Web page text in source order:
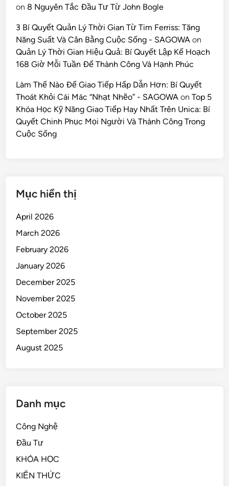
on 8 Nguyên Tắc Đầu Tư Từ John Bogle
3 Bí Quyết Quản Lý Thời Gian Từ Tim Ferriss: Tăng
Năng Suất Và Cân Bằng Cuộc Sống - SAGOWA on
Quản Lý Thời Gian Hiệu Quả: Bí Quyết Lập Kế Hoạch
168 Giờ Mỗi Tuần Để Thành Công Và Hạnh Phúc
Làm Thế Nào Để Giao Tiếp Hấp Dẫn Hơn: Bí Quyết
Thoát Khỏi Cái Mác “Nhạt Nhẽo” - SAGOWA onTop 5
Khóa Học Kỹ Năng Giao Tiếp Hay Nhất Trên Unica: Bí
Quyết Chinh Phục Mọi Người Và Thành Công Trong
Cuộc Sống
Mục hiển thị
April 2026
March 2026
February 2026
January 2026
December 2025
November 2025
October 2025
September 2025
August 2025
Danh mục
Công Nghệ
Đầu Tư
KHÓA HỌC
KIẾN THỨC